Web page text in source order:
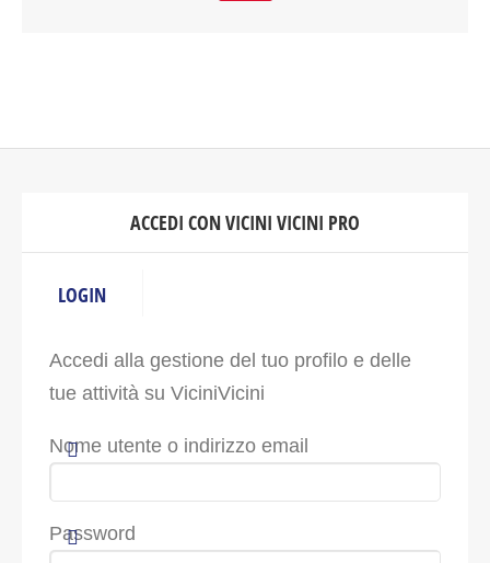
ACCEDI CON VICINI VICINI PRO
LOGIN
Accedi alla gestione del tuo profilo e delle
tue attività su ViciniVicini
Nome utente o indirizzo email
Password